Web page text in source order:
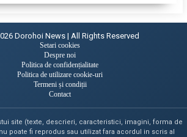
Dorohoi News | All Rights Reserved
Setari cookies
Despre noi
Politica de confidențialitate
Politica de utilizare cookie-uri
Termeni și condiții
Contact
site (texte, descrieri, caracteristici, imagini, forma de
poate fi reprodus sau utilizat fara acordul in scris al